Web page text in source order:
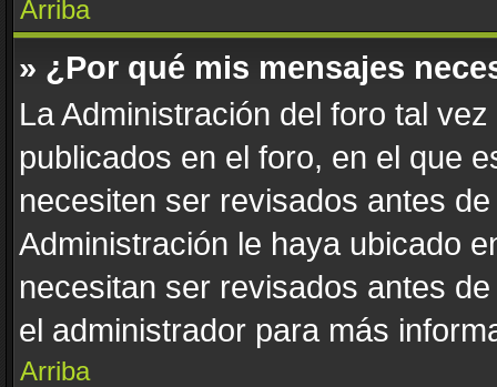
Arriba
» ¿Por qué mis mensajes
La Administración del foro tal
publicados en el foro, en el que
necesiten ser revisados antes
Administración le haya ubicado
necesitan ser revisados antes
el administrador para más
Arriba